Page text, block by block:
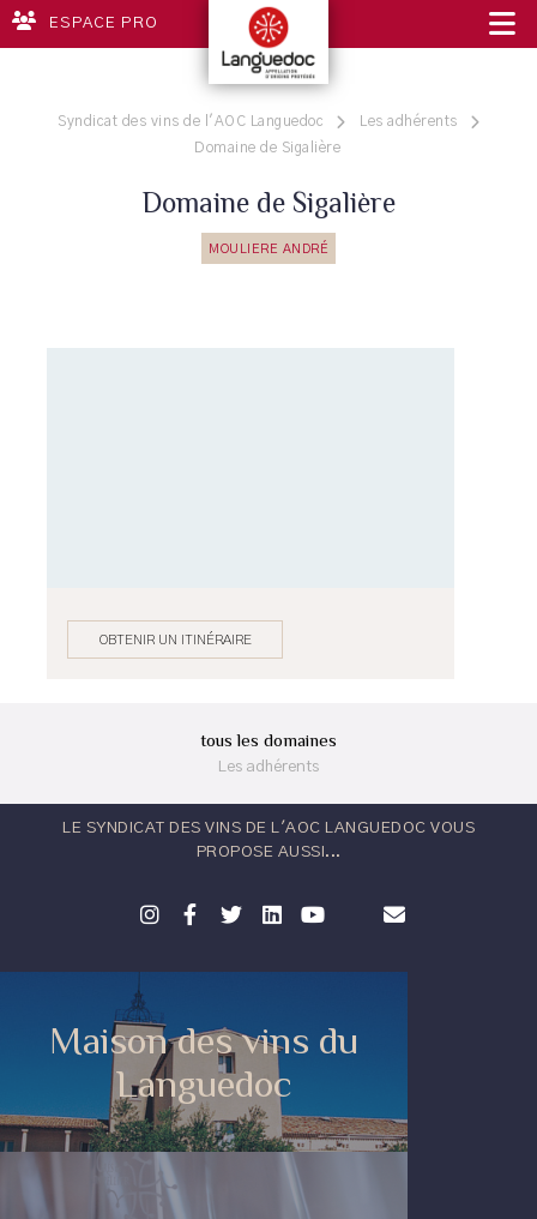
ESPACE PRO
Syndicat des vins de l'AOC Languedoc
Les adhérents
Domaine de Sigalière
Domaine de Sigalière
MOULIERE ANDRÉ
OBTENIR UN ITINÉRAIRE
tous les domaines
Les adhérents
LE SYNDICAT DES VINS DE L'AOC LANGUEDOC VOUS
PROPOSE AUSSI...
Maison des vins du
Languedoc